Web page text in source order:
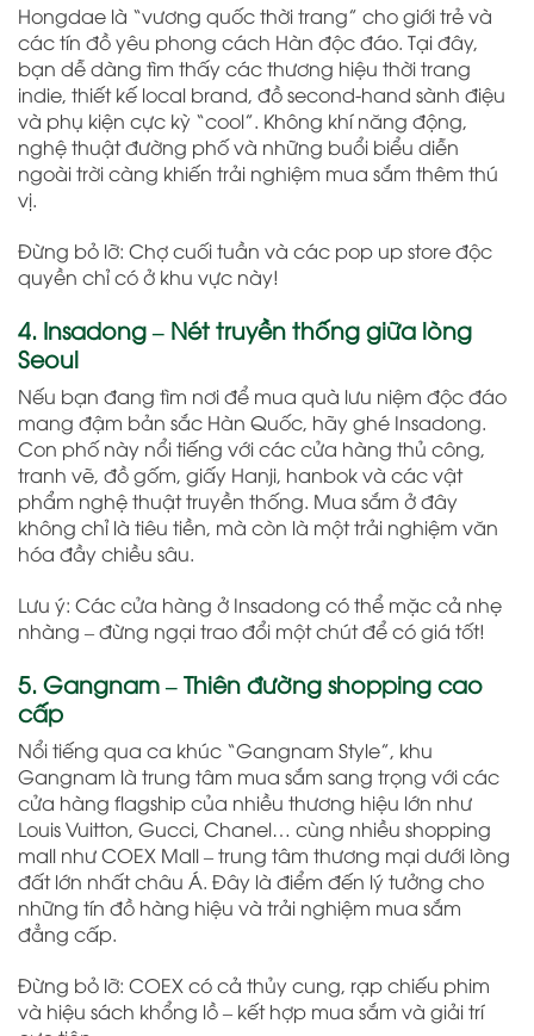
Hongdae là “vương quốc thời trang” cho giới trẻ và
các tín đồ yêu phong cách Hàn độc đáo. Tại đây,
bạn dễ dàng tìm thấy các thương hiệu thời trang
indie, thiết kế local brand, đồ second-hand sành điệu
và phụ kiện cực kỳ “cool”. Không khí năng động,
nghệ thuật đường phố và những buổi biểu diễn
ngoài trời càng khiến trải nghiệm mua sắm thêm thú
vị.
Đừng bỏ lỡ: Chợ cuối tuần và các pop up store độc
quyền chỉ có ở khu vực này!
4. Insadong – Nét truyền thống giữa lòng
Seoul
Nếu bạn đang tìm nơi để mua quà lưu niệm độc đáo
mang đậm bản sắc Hàn Quốc, hãy ghé Insadong.
Con phố này nổi tiếng với các cửa hàng thủ công,
tranh vẽ, đồ gốm, giấy Hanji, hanbok và các vật
phẩm nghệ thuật truyền thống. Mua sắm ở đây
không chỉ là tiêu tiền, mà còn là một trải nghiệm văn
hóa đầy chiều sâu.
Lưu ý: Các cửa hàng ở Insadong có thể mặc cả nhẹ
nhàng – đừng ngại trao đổi một chút để có giá tốt!
5. Gangnam – Thiên đường shopping cao
cấp
Nổi tiếng qua ca khúc “Gangnam Style”, khu
Gangnam là trung tâm mua sắm sang trọng với các
cửa hàng flagship của nhiều thương hiệu lớn như
Louis Vuitton, Gucci, Chanel… cùng nhiều shopping
mall như COEX Mall – trung tâm thương mại dưới lòng
đất lớn nhất châu Á. Đây là điểm đến lý tưởng cho
những tín đồ hàng hiệu và trải nghiệm mua sắm
đẳng cấp.
Đừng bỏ lỡ: COEX có cả thủy cung, rạp chiếu phim
và hiệu sách khổng lồ – kết hợp mua sắm và giải trí